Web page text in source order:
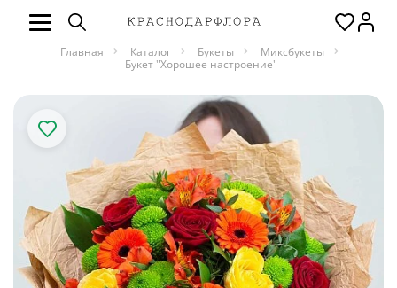
Главная Каталог Букеты
Миксбукеты
Букет "Хорошее настроение"